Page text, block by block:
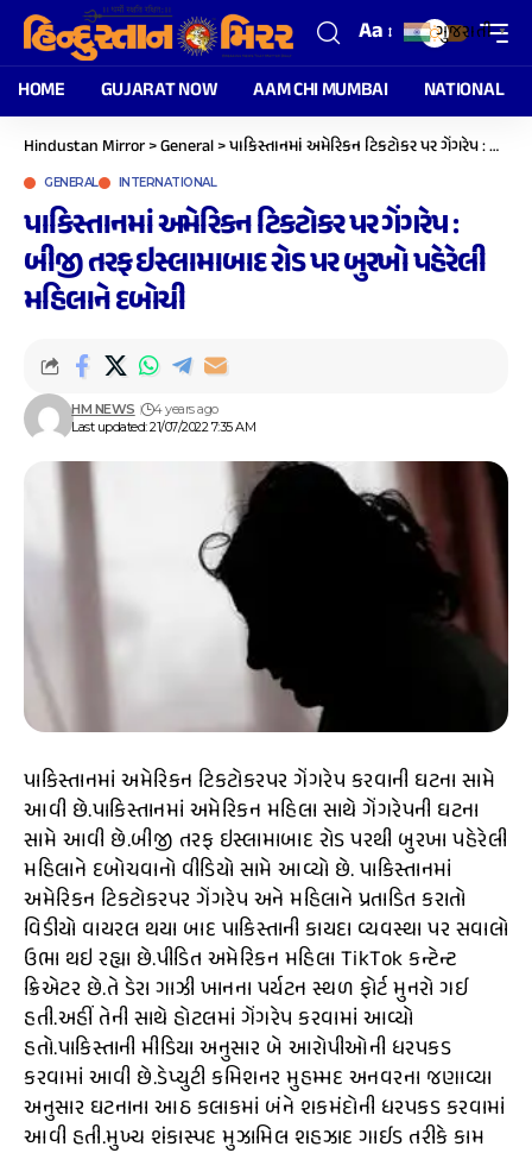
Aa
HOME GUJARAT NOW AAM CHI MUMBAI NATIONAL
Hindustan Mirror>General>પાકિસ્તાનમાં અમેરિકન ટિકટોકર પર ગેંગરેપ : બીજી તરફ ઇસ્લામાબાદ રોડ પર બુરખો પહેરેલી મહિલાને દબોચી
GENERAL INTERNATIONAL
પાકિસ્તાનમાં અમેરિકન ટિકટોકર પર ગેંગરેપ :
બીજી તરફ ઇસ્લામાબાદ રોડ પર બુરખો પહેરેલી
મહિલાને દબોચી
Last updated: 21/07/2022 7:35 AM
HM NEWS 4 years ago
પાકિસ્તાનમાં અમેરિકન ટિકટોકરપર ગેંગરેપ કરવાની ઘટના સામે
આવી છે.પાકિસ્તાનમાં અમેરિકન મહિલા સાથે ગેંગરેપની ઘટના
સામે આવી છે.બીજી તરફ ઇસ્લામાબાદ રોડ પરથી બુરખા પહેરેલી
મહિલાને દબોચવાનો વીડિયો સામે આવ્યો છે. પાકિસ્તાનમાં
અમેરિકન ટિકટોકરપર ગેંગરેપ અને મહિલાને પ્રતાડિત કરાતો
વિડીયો વાયરલ થયા બાદ પાકિસ્તાની કાયદા વ્યવસ્થા પર સવાલો
ઉભા થઇ રહ્યા છે.પીડિત અમેરિકન મહિલા TikTok કન્ટેન્ટ
ક્રિએટર છે.તે ડેરા ગાઝી ખાનના પર્યટન સ્થળ ફોર્ટ મુનરો ગઈ
હતી.અહીં તેની સાથે હોટલમાં ગેંગરેપ કરવામાં આવ્યો
હતો.પાકિસ્તાની મીડિયા અનુસાર બે આરોપીઓની ધરપકડ
કરવામાં આવી છે.ડેપ્યુટી કમિશનર મુહમ્મદ અનવરના જણાવ્યા
અનુસાર ઘટનાના આઠ કલાકમાં બંને શકમંદોની ધરપકડ કરવામાં
આવી હતી.મુખ્ય શંકાસ્પદ મુઝામિલ શહઝાદ ગાઈડ તરીકે કામ
ગુજરાતી ▼